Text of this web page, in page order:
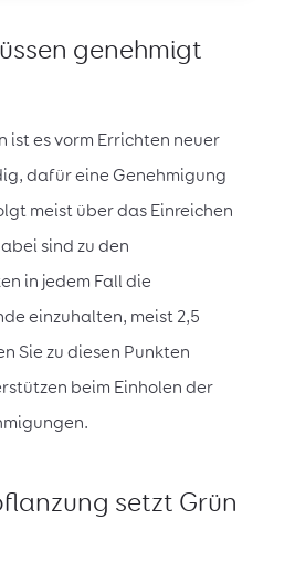
genehmigt
ist es vorm Errichten neuer
dafür eine Genehmigung
meist über das Einreichen
sind zu den
in jedem Fall die
einzuhalten, meist 2,5
Sie zu diesen Punkten
beim Einholen der
setzt Grün